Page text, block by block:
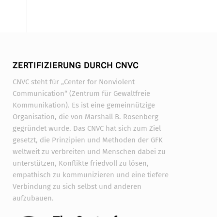
ZERTIFIZIERUNG DURCH CNVC
CNVC steht für „Center for Nonviolent
Communication“ (Zentrum für Gewaltfreie
Kommunikation). Es ist eine gemeinnützige
Organisation, die von Marshall B. Rosenberg
gegründet wurde. Das CNVC hat sich zum Ziel
gesetzt, die Prinzipien und Methoden der GFK
weltweit zu verbreiten und Menschen dabei zu
unterstützen, Konflikte friedvoll zu lösen,
empathisch zu kommunizieren und eine tiefere
Verbindung zu sich selbst und anderen
aufzubauen.